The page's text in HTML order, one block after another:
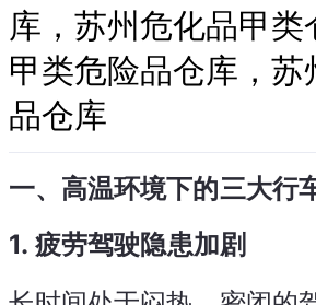
库，苏州危化品甲类
甲类危险品仓库，苏
品仓库
一、高温环境下的三大行
1.疲劳驾驶隐患加剧